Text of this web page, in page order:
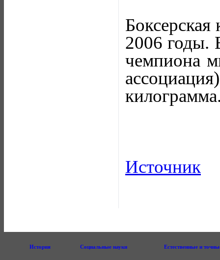
Боксерская
2006 годы.
чемпиона
Источник
История Социальные науки Естественные и